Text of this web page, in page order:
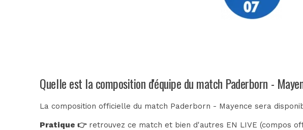
Quelle est la composition d'équipe du match Paderborn -
La composition officielle du match Paderborn - Mayence sera
Pratique 👉retrouvez ce match et bien d'autres EN LIVE (compos